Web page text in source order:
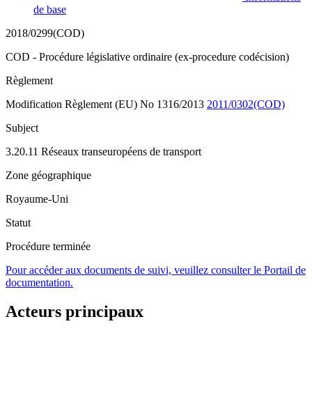
de base
2018/0299(COD)
COD - Procédure législative ordinaire (ex-procedure codécision)
Règlement
Modification Règlement (EU) No 1316/2013 2011/0302(COD)
Subject
3.20.11 Réseaux transeuropéens de transport
Zone géographique
Royaume-Uni
Statut
Procédure terminée
Pour accéder aux documents de suivi, veuillez consulter le Portail de
documentation.
Acteurs principaux